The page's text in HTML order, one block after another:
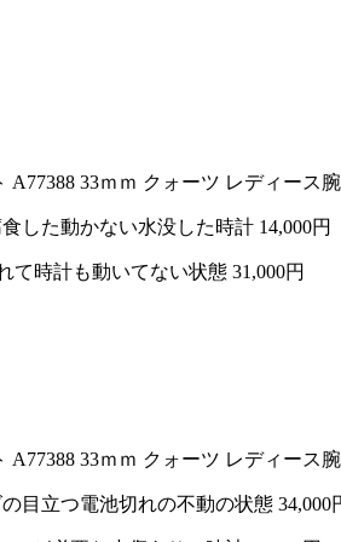
A77388 33ｍｍ クォーツ レディース
した動かない水没した時計 14,000円
て時計も動いてない状態 31,000円
A77388 33ｍｍ クォーツ レディース
目立つ電池切れの不動の状態 34,000